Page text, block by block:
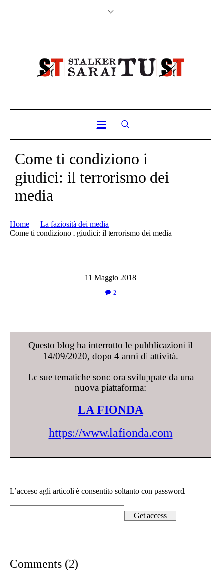
Come ti condiziono i
giudici: il terrorismo dei
media
Home
La faziosità dei media
Come ti condiziono i giudici: il terrorismo dei media
11 Maggio 2018
2
Questo blog ha interrotto le pubblicazioni il
14/09/2020, dopo 4 anni di attività.
Le sue tematiche sono ora sviluppate da una
nuova piattaforma:
LA FIONDA
https://www.lafionda.com
L’acceso agli articoli è consentito soltanto con password.
Comments (2)